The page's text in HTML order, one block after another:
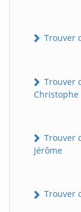
Trouver
Trouver
Christophe
Trouver
Jérôme
Trouver